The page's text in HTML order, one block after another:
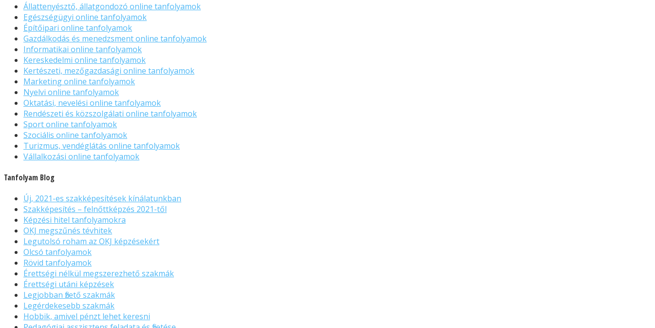
Állattenyésztő, állatgondozó online tanfolyamok
Egészségügyi online tanfolyamok
Építőipari online tanfolyamok
Gazdálkodás és menedzsment online tanfolyamok
Informatikai online tanfolyamok
Kereskedelmi online tanfolyamok
Kertészeti, mezőgazdasági online tanfolyamok
Marketing online tanfolyamok
Nyelvi online tanfolyamok
Oktatási, nevelési online tanfolyamok
Rendészeti és közszolgálati online tanfolyamok
Sport online tanfolyamok
Szociális online tanfolyamok
Turizmus, vendéglátás online tanfolyamok
Vállalkozási online tanfolyamok
Tanfolyam Blog
Új, 2021-es szakképesítések kínálatunkban
Szakképesítés – felnőttképzés 2021-től
Képzési hitel tanfolyamokra
OKJ megszűnés tévhitek
Legutolsó roham az OKJ képzésekért
Olcsó tanfolyamok
Rövid tanfolyamok
Érettségi nélkül megszerezhető szakmák
Érettségi utáni képzések
Legjobban fizető szakmák
Legérdekesebb szakmák
Hobbik, amivel pénzt lehet keresni